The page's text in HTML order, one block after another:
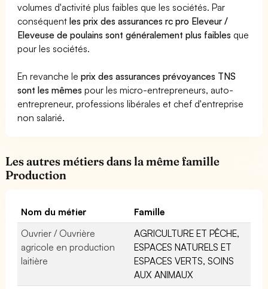
volumes d'activité plus faibles que les sociétés. Par
conséquentles prix des assurances rc pro Eleveur /
Eleveuse de poulains sont généralement plus faibles que
pour les sociétés.
En revanche leprix des assurances prévoyances TNS
sont les mêmes pour les micro-entrepreneurs, auto-
entrepreneur, professions libérales et chef d'entreprise
non salarié.
Les autres métiers dans la même famille
Production
Nom du métier
Famille
Ouvrier / Ouvrière
agricole en production
laitière
AGRICULTURE ET PÊCHE,
ESPACES NATURELS ET
ESPACES VERTS, SOINS
AUX ANIMAUX